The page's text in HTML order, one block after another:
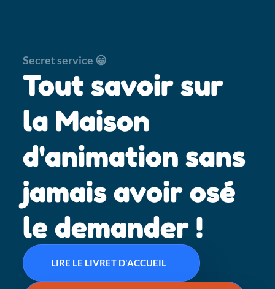
Secret service 😀
Tout savoir sur
la Maison
d'animation sans
jamais avoir osé
le demander !
LIRE LE LIVRET D'ACCUEIL